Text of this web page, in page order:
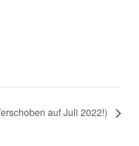
auf Juli 2022!)